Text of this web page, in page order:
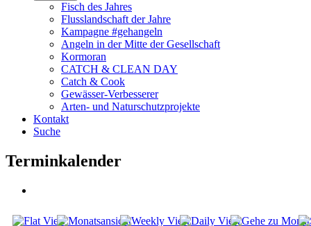
Fisch des Jahres
Flusslandschaft der Jahre
Kampagne #gehangeln
Angeln in der Mitte der Gesellschaft
Kormoran
CATCH & CLEAN DAY
Catch & Cook
Gewässer-Verbesserer
Arten- und Naturschutzprojekte
Kontakt
Suche
Terminkalender